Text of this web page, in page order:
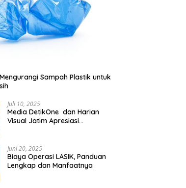
Sampah Plastik untuk
Juli 10, 2025
Media DetikOne dan Harian
Visual Jatim Apresiasi
Juni 20, 2025
Biaya Operasi LASIK, Panduan
Lengkap dan Manfaatnya